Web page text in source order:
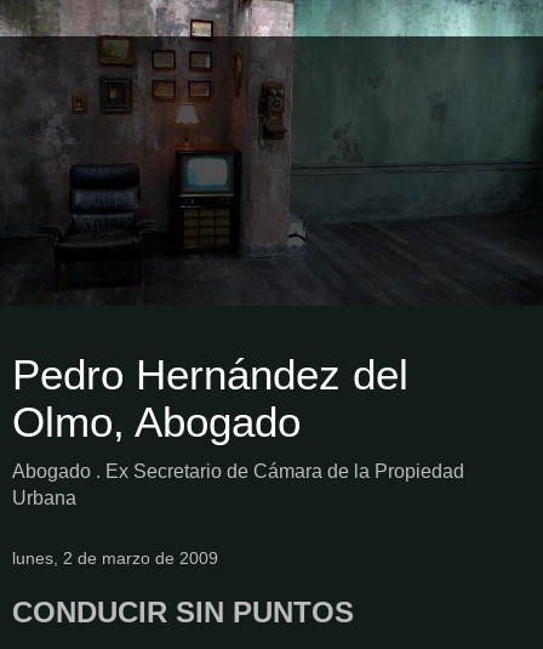
Pedro Hernández del
Olmo, Abogado
Abogado . Ex Secretario de Cámara de la Propiedad
Urbana
lunes, 2 de marzo de 2009
CONDUCIR SIN PUNTOS